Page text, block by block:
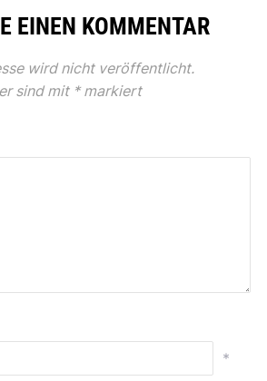
EINEN KOMMENTAR
wird nicht veröffentlicht.
sind mit *markiert
*